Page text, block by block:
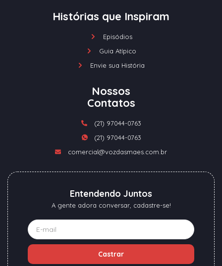
Histórias que Inspiram
Episódios
Guia Atípico
Envie sua História
Nossos
Contatos
(21) 97044-0763
(21) 97044-0763
comercial@vozdasmaes.com.br
Entendendo Juntos
A gente adora conversar, cadastre-se!
Castrar